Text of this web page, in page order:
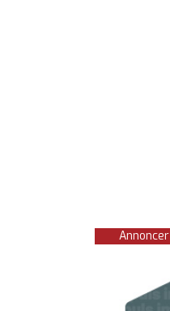
Annoncer